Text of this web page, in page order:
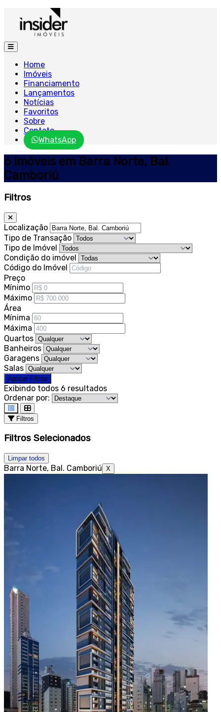
Home
Imóveis
Financiamento
Lançamentos
Notícias
Favoritos
Sobre
Contato
WhatsApp
6 Imóveis em Barra Norte, Bal.
Camboriú
Filtros
Localização
Tipo de Transação
Tipo de Imóvel
Condição do imóvel
Código do Imóvel
Preço
Mínimo
Máximo
Área
Mínima
Máxima
Quartos
Banheiros
Garagens
Salas
Aplicar Filtros
Exibindo todos 6 resultados
Ordenar por:
Filtros
Filtros Selecionados
Limpar todos
Barra Norte, Bal. Camboriú X